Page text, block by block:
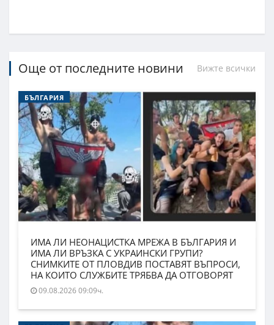
Още от последните новини Вижте всички
БЪЛГАРИЯ
ИМА ЛИ НЕОНАЦИСТКА МРЕЖА В БЪЛГАРИЯ И
ИМА ЛИ ВРЪЗКА С УКРАИНСКИ ГРУПИ?
СНИМКИТЕ ОТ ПЛОВДИВ ПОСТАВЯТ ВЪПРОСИ,
НА КОИТО СЛУЖБИТЕ ТРЯБВА ДА ОТГОВОРЯТ
09.08.2026 09:09ч.